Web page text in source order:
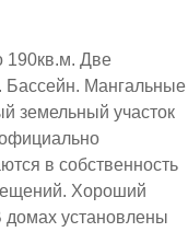
190кв.м. Две
Бассейн. Мангальные
земельный участок
в собственность
Хороший
установлены